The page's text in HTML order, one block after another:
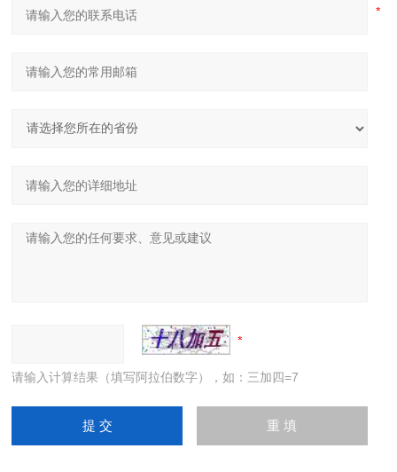
请输入计算结果（填写阿拉伯数字），如：三加四=7